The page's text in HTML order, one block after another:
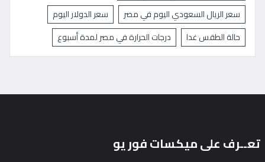
سعر الريال السعودي اليوم في مصر
سعر الدولار اليوم
حالة الطقس غدا
درجات الحرارة في مصر لمدة أسبوع
تعــرف على ميكسات فور يو